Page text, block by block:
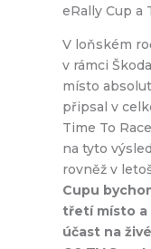
eRally Cup a
V loňském
v rámci
místo
připsal v
Time To
na tyto
rovněž v
Cupu
třetí místo a
účast na